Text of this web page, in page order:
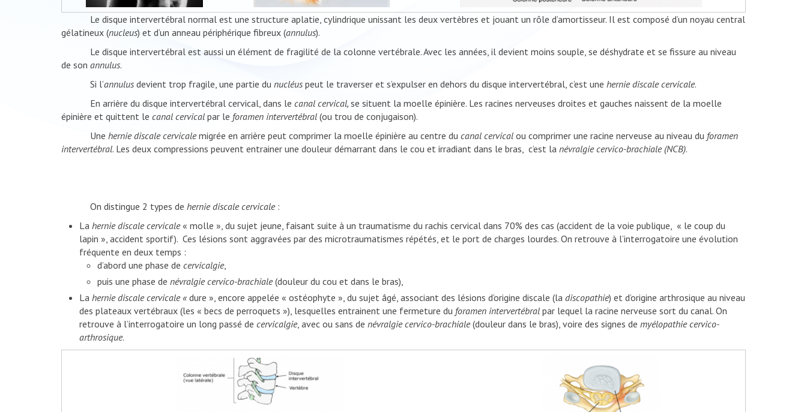
Le disque intervertébral normal est une structure aplatie, cylindrique unissant les deux vertèbres et jouant un rôle d’amortisseur. Il est composé d’un noyau central
gélatineux (nucleus) et d’un anneau périphérique fibreux (annulus).
Le disque intervertébral est aussi un élément de fragilité de la colonne vertébrale. Avec les années, il devient moins souple, se déshydrate et se fissure au niveau
de son annulus.
Si l’annulus devient trop fragile, une partie du nucléus peut le traverser et s’expulser en dehors du disque intervertébral, c’est une hernie discale cervicale.
En arrière du disque intervertébral cervical, dans le canal cervical, se situent la moelle épinière. Les racines nerveuses droites et gauches naissent de la moelle
épinière et quittent le canal cervical par le foramen intervertébral (ou trou de conjugaison).
Une hernie discale cervicalemigrée en arrière peut comprimer la moelle épinière au centre du canal cervical ou comprimer une racine nerveuse au niveau du foramen
intervertébral. Les deux compressions peuvent entrainer une douleur démarrant dans le cou et irradiant dans le bras, c’est la névralgie cervico-brachiale (NCB).
On distingue 2 types de hernie discale cervicale:
La hernie discale cervicale« molle », du sujet jeune, faisant suite à un traumatisme du rachis cervical dans 70% des cas (accident de la voie publique, « le coup du
lapin », accident sportif). Ces lésions sont aggravées par des microtraumatismes répétés, et le port de charges lourdes. On retrouve à l’interrogatoire une évolution
fréquente en deux temps :
d’abord une phase de cervicalgie,
puis une phase de névralgie cervico-brachiale(douleur du cou et dans le bras),
La hernie discale cervicale « dure », encore appelée « ostéophyte », du sujet âgé, associant des lésions d’origine discale (la discopathie) et d’origine arthrosique au niveau
des plateaux vertébraux (les « becs de perroquets »), lesquelles entrainent une fermeture du foramen intervertébral par lequel la racine nerveuse sort du canal. On
retrouve à l’interrogatoire un long passé de cervicalgie, avec ou sans de névralgie cervico-brachiale(douleur dans le bras), voire des signes de myélopathie cervico-
arthrosique.